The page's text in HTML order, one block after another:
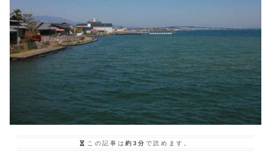
この記事は約3分 で読めます。